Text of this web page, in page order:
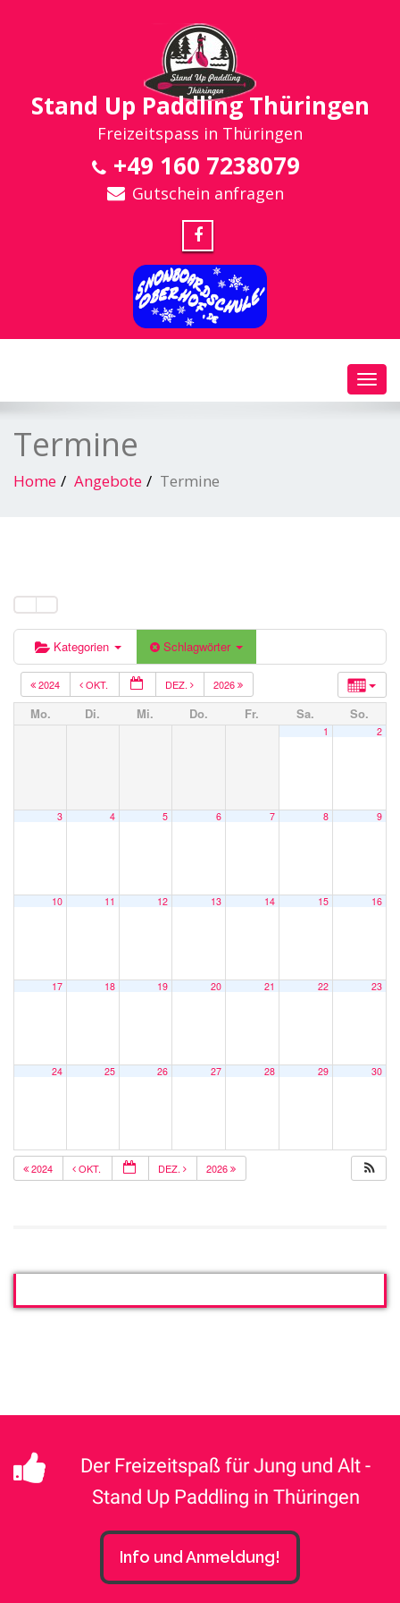
Stand Up Paddling Thüringen
Freizeitspass in Thüringen
+49 160 7238079
Gutschein anfragen
Termine
Home Angebote Termine
Kategorien Schlagwörter
2024 OKT. DEZ. 2026
Mo. Di. Mi. Do. Fr. Sa. So.
1 2
3 4 5 6 7 8 9
10 11 12 13 14 15 16
17 18 19 20 21 22 23
24 25 26 27 28 29 30
2024 OKT. DEZ. 2026
Der Freizeitspaß für Jung und Alt -
Stand Up Paddling in Thüringen
Info und Anmeldung!